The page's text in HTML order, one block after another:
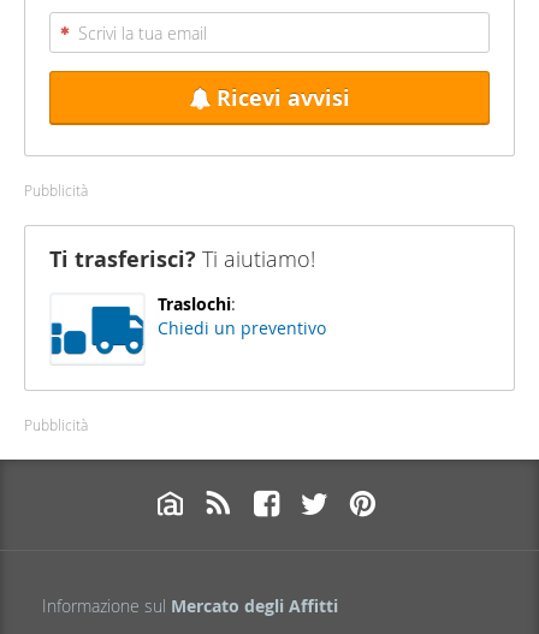
Ricevi avvisi
Pubblicità
Ti trasferisci? Ti aiutiamo!
Traslochi:
Chiedi un preventivo
Pubblicità
Informazione sul Mercato degli Affitti